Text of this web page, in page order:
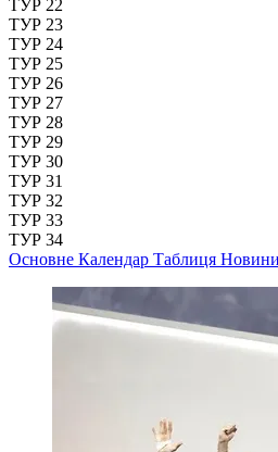
ТУР 22
ТУР 23
ТУР 24
ТУР 25
ТУР 26
ТУР 27
ТУР 28
ТУР 29
ТУР 30
ТУР 31
ТУР 32
ТУР 33
ТУР 34
Основне Календар Таблиця Новини